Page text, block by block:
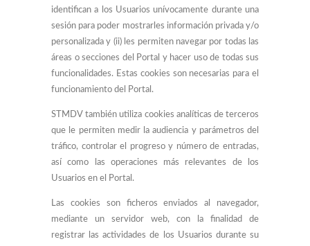
identifican a los Usuarios unívocamente durante una
sesión para poder mostrarles información privada y/o
personalizada y (ii) les permiten navegar por todas las
áreas o secciones del Portal y hacer uso de todas sus
funcionalidades. Estas cookies son necesarias para el
funcionamiento del Portal.
STMDV también utiliza cookies analíticas de terceros
que le permiten medir la audiencia y parámetros del
tráfico, controlar el progreso y número de entradas,
así como las operaciones más relevantes de los
Usuarios en el Portal.
Las cookies son ficheros enviados al navegador,
mediante un servidor web, con la finalidad de
registrar las actividades de los Usuarios durante su